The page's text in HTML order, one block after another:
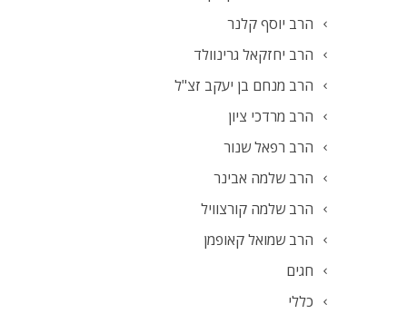
הרב יוסף קלנר
הרב יחזקאל גרינוולד
הרב מנחם בן יעקב זצ"ל
הרב מרדכי ציון
הרב רפאל שנור
הרב שלמה אבינר
הרב שלמה קורצוויל
הרב שמואל קאופמן
חגים
כללי